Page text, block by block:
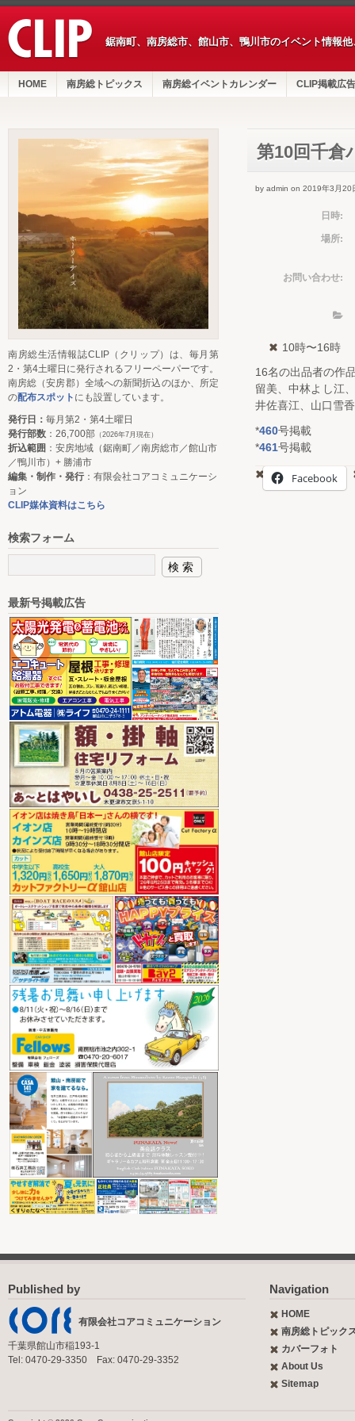
鋸南町、南房総市、館山市、鴨川市のイベント情報
HOME 南房総トピックス 南房総イベントカレンダー CLIP掲載広告
第10回千倉
by admin on 2019年3月20
日時:
場所:
お問い合わせ:
10時〜16時
16名の出品者の作
留美、中林よし江
井佐喜江、山口雪香
*460号掲載
*461号掲載
Facebook
南房総生活情報誌CLIP（クリップ）は、毎月第
2・第4土曜日に発行されるフリーペーパーです。
南房総（安房郡）全域への新聞折込のほか、所定
の配布スポット にも設置しています。
発行日： 毎月第2・第4土曜日
発行部数 ：26,700部 （2026年7月現在）
折込範囲 ：安房地域（鋸南町／南房総市／館山市
／鴨川市）+ 勝浦市
編集・制作・発行：有限会社コアコミュニケーシ
ョン
CLIP媒体資料はこちら
検索フォーム
最新号掲載広告
Published by
有限会社コアコミュニケーション
千葉県館山市稲193-1
Tel: 0470-29-3350 Fax: 0470-29-3352
Navigation
HOME
南房総トピック
カバーフォト
About Us
Sitemap